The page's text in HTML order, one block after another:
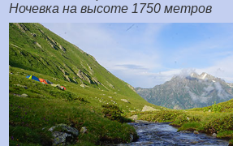
Ночевка на высоте 1750 метров